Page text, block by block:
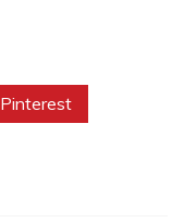
Pinterest